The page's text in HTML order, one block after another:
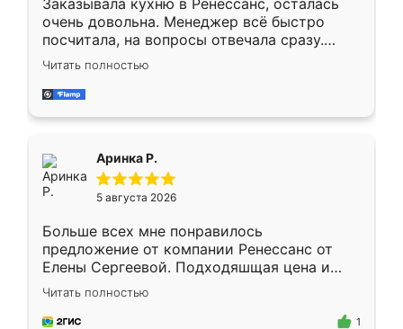
Заказывала кухню в Ренессанс, осталась
очень довольна. Менеджер всё быстро
посчитала, на вопросы отвечала сразу.
Замерщик приехал в субботу, подошёл к
делу со всей ответственностью. Собрали
за день, ребята работали аккуратно, даже
Читать полностью
Аринка Р.
5 августа 2026
Больше всех мне понравилось
предложение от компании Ренессанс от
Елены Сергеевой. Подходяшщая цена и
короткие сроки изготовления. Приехавший
для замера сотрудник Владислав
предложил по моему эскизу самый
Читать полностью
1